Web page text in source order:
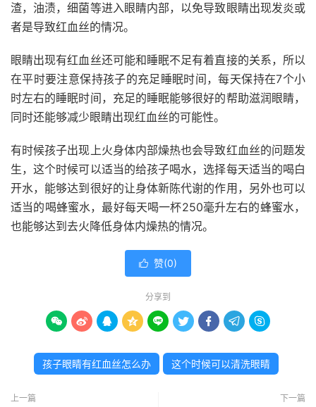
渣，油渍，细菌等进入眼睛内部，以免导致眼睛出现发炎或
者是导致红血丝的情况。
眼睛出现有红血丝还可能和睡眠不足有着直接的关系，所以
在平时要注意保持孩子的充足睡眠时间，每天保持在7个小
时左右的睡眠时间，充足的睡眠能够很好的帮助滋润眼睛，
同时还能够减少眼睛出现红血丝的可能性。
有时候孩子出现上火身体内部燥热也会导致红血丝的问题发
生，这个时候可以适当的给孩子喝水，选择每天适当的喝白
开水，能够达到很好的让身体新陈代谢的作用，另外也可以
适当的喝蜂蜜水，最好每天喝一杯250毫升左右的蜂蜜水，
也能够达到去火降低身体内燥热的情况。
 赞(0)
分享到
        
孩子眼睛有红血丝怎么办 这个时候可以清洗眼睛
上一篇 下一篇